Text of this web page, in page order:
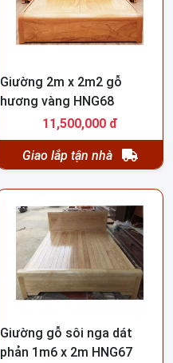
Giường 2m x 2m2 gỗ
hương vàng HNG68
11,500,000 đ
Giao lắp tận nhà
Giường gỗ sôi nga dát
phản 1m6 x 2m HNG67